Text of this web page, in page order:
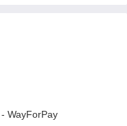
WayForPay